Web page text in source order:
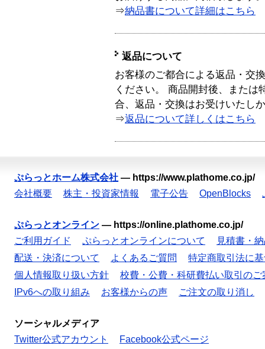
⇒納品書について詳細はこちら
返品について
お客様のご都合による返品・交
ください。 商品開封後、または
合、返品・交換はお受けいたし
⇒返品について詳しくはこちら
ぷらっとホーム株式会社 — https://www.plathome.co.jp/
会社概要
株主・投資家情報 電子公告 OpenBlocks
ぷらっとオンライン — https://online.plathome.co.jp/
ご利用ガイド
ぷらっとオンラインについて
見積書・
配送・決済について
よくあるご質問
特定商取引法に
個人情報取り扱い方針
校費・公費・科研費払い取引のご
IPv6への取り組み
お客様からの声 ご注文の取り消し
ソーシャルメディア
Twitter公式アカウント
Facebook公式ページ